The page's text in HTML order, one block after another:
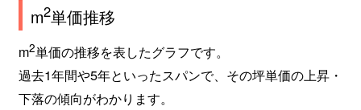
m2単価推移
m2単価の推移を表したグラフです。
過去1年間や5年といったスパンで、その坪単価の上昇・
下落の傾向がわかります。